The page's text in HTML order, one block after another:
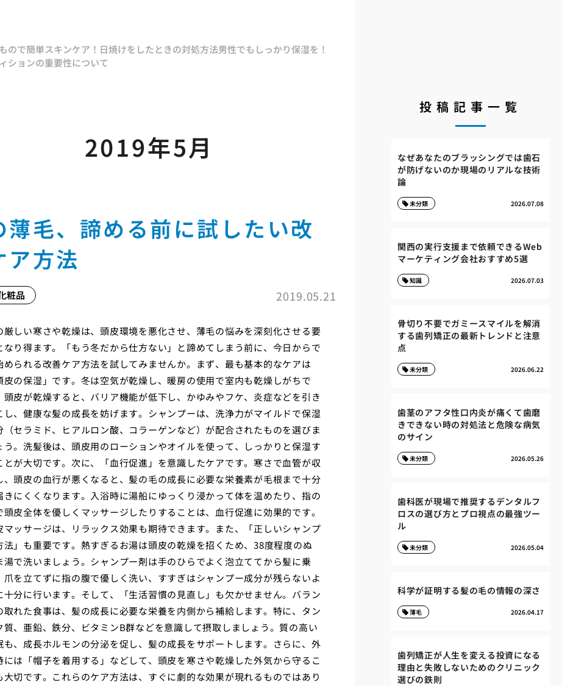
ので簡単スキンケア！ 日焼けをしたときの対処方法男性でもしっかり保湿を！
ションの重要性について
2019年5月
薄毛、諦める前に試したい改
ア方法
2019.05.21
粧品
厳しい寒さや乾燥は、頭皮環境を悪化させ、薄毛の悩みを深刻化させる要
なり得ます。「もう冬だから仕方ない」と諦めてしまう前に、今日からで
められる改善ケア方法を試してみませんか。まず、最も基本的なケアは
皮の保湿」です。冬は空気が乾燥し、暖房の使用で室内も乾燥しがちで
頭皮が乾燥すると、バリア機能が低下し、かゆみやフケ、炎症などを引き
し、健康な髪の成長を妨げます。シャンプーは、洗浄力がマイルドで保湿
（セラミド、ヒアルロン酸、コラーゲンなど）が配合されたものを選びま
う。洗髪後は、頭皮用のローションやオイルを使って、しっかりと保湿す
とが大切です。次に、「血行促進」を意識したケアです。寒さで血管が収
、頭皮の血行が悪くなると、髪の毛の成長に必要な栄養素が毛根まで十分
きにくくなります。入浴時に湯船にゆっくり浸かって体を温めたり、指の
頭皮全体を優しくマッサージしたりすることは、血行促進に効果的です。
マッサージは、リラックス効果も期待できます。また、「正しいシャンプ
法」も重要です。熱すぎるお湯は頭皮の乾燥を招くため、38度程度のぬ
湯で洗いましょう。シャンプー剤は手のひらでよく泡立ててから髪に乗
爪を立てずに指の腹で優しく洗い、すすぎはシャンプー成分が残らないよ
十分に行います。そして、「生活習慣の見直し」も欠かせません。バラン
取れた食事は、髪の成長に必要な栄養を内側から補給します。特に、タン
質、亜鉛、鉄分、ビタミンB群などを意識して摂取しましょう。質の高い
も、成長ホルモンの分泌を促し、髪の成長をサポートします。さらに、外
には「帽子を着用する」などして、頭皮を寒さや乾燥した外気から守るこ
大切です。これらのケア方法は、すぐに劇的な効果が現れるものではあり
投稿記事一覧
なぜあなたのブラッシングでは歯石
が防げないのか現場のリアルな技術
論
2026.07.08
未分類
関西の実行支援まで依頼できるWeb
マーケティング会社おすすめ5選
2026.07.03
知識
骨切り不要でガミースマイルを解消
する歯列矯正の最新トレンドと注意
点
2026.06.22
未分類
歯茎のアフタ性口内炎が痛くて歯磨
きできない時の対処法と危険な病気
のサイン
2026.05.26
未分類
歯科医が現場で推奨するデンタルフ
ロスの選び方とプロ視点の最強ツー
ル
2026.05.04
未分類
科学が証明する髪の毛の情報の深さ
2026.04.17
薄毛
歯列矯正が人生を変える投資になる
理由と失敗しないためのクリニック
選びの鉄則